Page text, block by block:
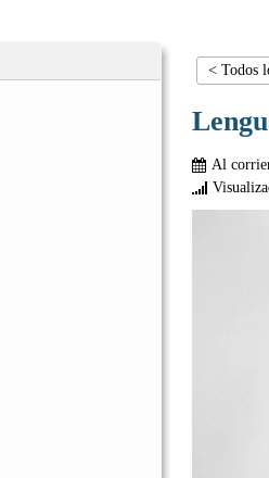
< Todos
Al